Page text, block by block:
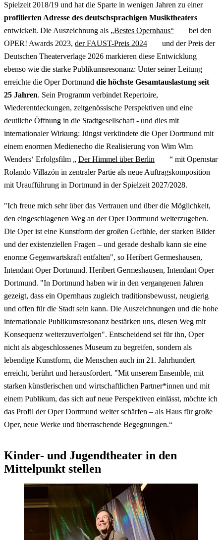
Spielzeit 2018/19 und hat die Sparte in wenigen Jahren zu einer
profilierten Adresse des deutschsprachigen Musiktheaters
entwickelt. Die Auszeichnung als „Bestes Opernhaus“
bei den
OPER! Awards 2023, der FAUST-Preis 2024
und der Preis der
Deutschen Theaterverlage 2026 markieren diese Entwicklung
ebenso wie die starke Publikumsresonanz: Unter seiner Leitung
erreichte die Oper Dortmund die höchste Gesamtauslastung seit
25 Jahren. Sein Programm verbindetRepertoire,
Wiederentdeckungen, zeitgenössische Perspektiven und eine
deutliche Öffnung in die Stadtgesellschaft - und dies mit
internationaler Wirkung: Jüngst verkündete die Oper Dortmund mit
einem enormen Medienecho die Realisierung von Wim Wim
Wenders‘ Erfolgsfilm „ Der Himmel über Berlin
“ mit Opernstar
Rolando Villazón in zentraler Partie als neue Auftragskomposition
mit Uraufführung in Dortmund in der Spielzeit 2027/2028.
"Ich freue mich sehr über das Vertrauen und über die Möglichkeit,
den eingeschlagenen Weg an der Oper Dortmund weiterzugehen.
Die Oper ist eine Kunstform der großen Gefühle, der starken Bilder
und der existenziellen Fragen – und gerade deshalb kann sie eine
enorme Gegenwartskraft entfalten", so Heribert Germeshausen,
Intendant Oper Dortmund. Heribert Germeshausen, Intendant Oper
Dortmund. "In Dortmund haben wir in den vergangenen Jahren
gezeigt, dass ein Opernhaus zugleich traditionsbewusst, neugierig
und offen für die Stadt sein kann. Die Auszeichnungen und die hohe
internationale Publikumsresonanz bestärken uns, diesen Weg mit
Konsequenz weiterzuverfolgen". Entscheidend sei für ihn, Oper
nicht als abgeschlossenes Museum zu begreifen, sondern als
lebendige Kunstform, die Menschen auch im 21. Jahrhundert
erreicht, berührt und herausfordert. "Mit unserem Ensemble, mit
starken künstlerischen und wirtschaftlichen Partner*innen und mit
einem Publikum, das sich auf neue Perspektiven einlässt, möchte ich
das Profil der Oper Dortmund weiter schärfen – als Haus für große
Oper, neue Werke und überraschende Begegnungen.“
Kinder- und Jugendtheater in den
Mittelpunkt stellen